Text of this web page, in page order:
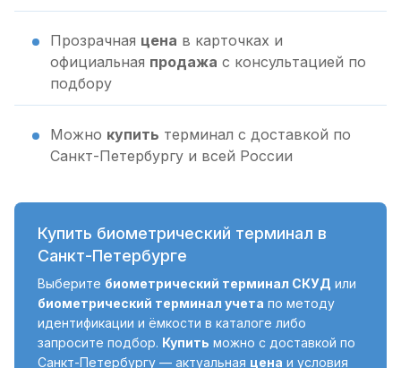
Прозрачная цена в карточках и
официальная продажа с консультацией по
подбору
Можно купить терминал с доставкой по
Санкт-Петербургу и всей России
Купить биометрический терминал в
Санкт-Петербурге
Выберите биометрический терминал СКУД или
биометрический терминал учета по методу
идентификации и ёмкости в каталоге либо
запросите подбор. Купить можно с доставкой по
Санкт-Петербургу — актуальная цена и условия